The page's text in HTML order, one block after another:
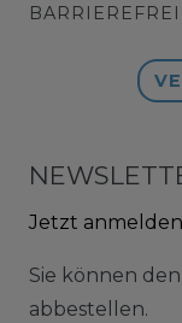
Jetzt
Sie können
abbestellen.